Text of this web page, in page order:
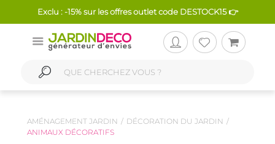
Exclu : -15% sur les offres outlet code DESTOCK15 👉
AMÉNAGEMENT JARDIN
DÉCORATION DU JARDIN
ANIMAUX DÉCORATIFS